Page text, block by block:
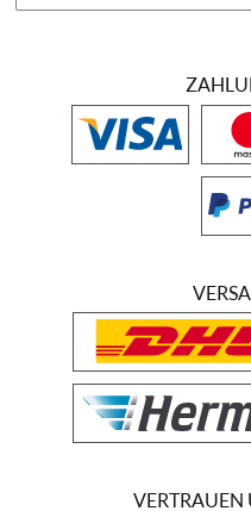
VERTRAUEN